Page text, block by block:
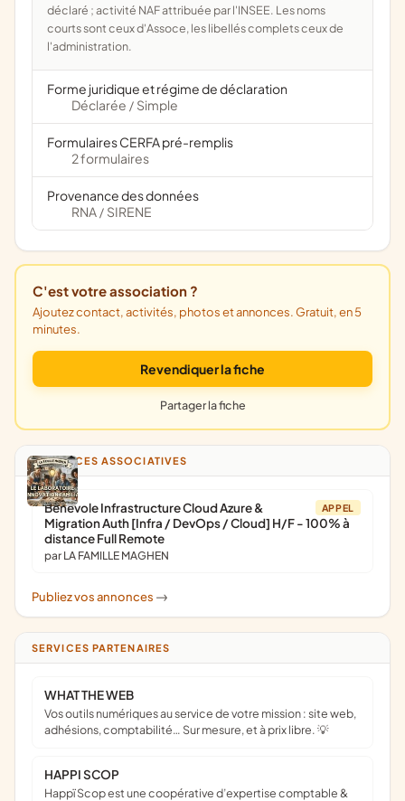
déclaré ; activité NAF attribuée par l'INSEE. Les noms
courts sont ceux d'Assoce, les libellés complets ceux de
l'administration.
Forme juridique et régime de déclaration
Déclarée / Simple
Formulaires CERFA pré-remplis
2 formulaires
Provenance des données
RNA / SIRENE
C'est votre association ?
Ajoutez contact, activités, photos et annonces. Gratuit, en 5
minutes.
Revendiquer la fiche
Partager la fiche
ANNONCES ASSOCIATIVES
APPEL
Bénévole Infrastructure Cloud Azure &
Migration Auth [Infra / DevOps / Cloud] H/F - 100% à
distance Full Remote
par LA FAMILLE MAGHEN
Publiez vos annonces ->
SERVICES PARTENAIRES
WHAT THE WEB
Vos outils numériques au service de votre mission : site web,
adhésions, comptabilité… Sur mesure, et à prix libre. 💡
HAPPI SCOP
Happï Scop est une coopérative d’expertise comptable &